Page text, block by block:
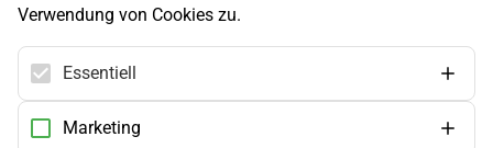
Hilfe
Kundenservice
Widerrufsbelehrung
Versandkosten
Verwendung von Cookies zu.
Essentiell
Marketing